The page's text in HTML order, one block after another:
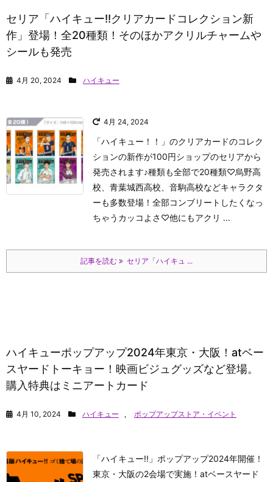
セリア「ハイキュー!!クリアカードコレクション新
作」登場！全20種類！そのほかアクリルチャームや
シールも発売
4月 20, 2024 ハイキュー
4月 24, 2024
「ハイキュー！！」のクリアカードのコレク
ションの新作が100円ショップのセリアから
発売されます♪種類も全部で20種類♡烏野高
校、青葉城西高校、音駒高校などキャラクタ
ーも多数登場！全部コンブリートしたくなっ
ちゃうカッコよさ♡他にもアクリ ...
記事を読む セリア「ハイキュ ...
ハイキューポップアップ2024年東京・大阪！atベー
スヤードトーキョー！映画ビジュグッズなど登場。
購入特典はミニアートカード
4月 10, 2024 ハイキュー , ポップアップストア・イベント
「ハイキュー!!」ポップアップ2024年開催！
東京・大阪の2会場で実施！atベースヤード